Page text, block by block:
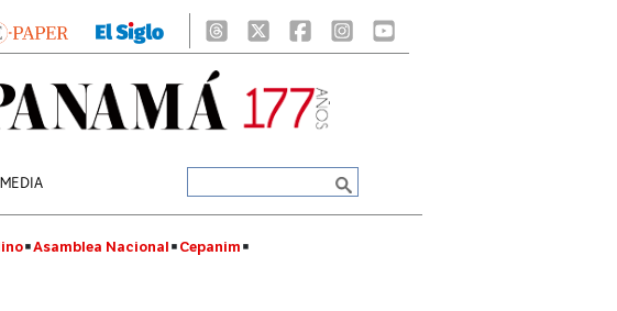
Asamblea Nacional Cepanim